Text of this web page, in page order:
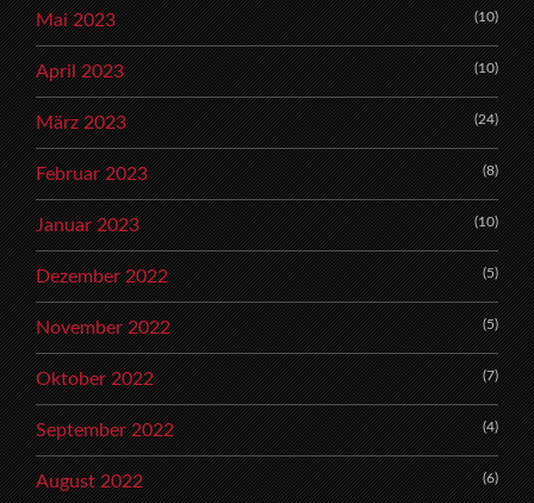
Mai 2023 (10)
April 2023 (10)
März 2023 (24)
Februar 2023 (8)
Januar 2023 (10)
Dezember 2022 (5)
November 2022 (5)
Oktober 2022 (7)
September 2022 (4)
August 2022 (6)